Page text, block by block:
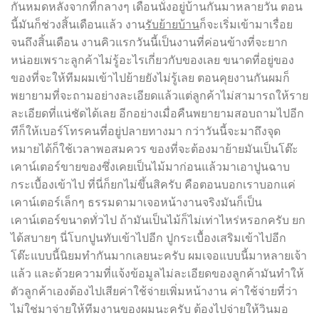
กันหมดหลังจากที่กลางๆ เดือนนั่งอยู่บ้านกันมาหลายวัน ตอน
นี้มันก็ช่วงสิ้นเดือนแล้ว งานรับย้ายบ้านก็จะเริ่มเข้ามาเรื่อย
จนถึงสิ้นเดือน งานคิวแรกวันนี้เป็นงานที่ค่อนข้างที่จะยาก
หน่อยเพราะลูกค้าไม่รู้อะไรเกี่ยวกับของเลย ขนาดที่อยู่ของ
ของที่จะให้ทีมผมเข้าไปย้ายยังไม่รู้เลย ตอนคุยงานกันผมก็
พยายามที่จะถามอย่างละเอียดแล้วแต่ลูกค้าไม่สามารถให้ราย
ละเอียดที่แน่ชัดได้เลย อีกอย่างเมื่อคืนพยายามสอบถามไปอีก
ทีก็ให้เบอร์โทรคนที่อยู่ปลายทางมา กว่าวันนี้จะมาถึงจุด
หมายได้ก็ใช้เวลาพอสมควร ของที่จะต้องมาย้ายมันเป็นโต๊ะ
เคาน์เตอร์ขายของซึ่งเคยเป็นไม้มาก่อนแล้วมาเอาปูนฉาบ
กระเบื้องเข้าไป ที่นี่ก็ยกไม่ขึ้นสิครับ คือตอนบอกเราบอกแค่
เคาน์เตอร์เล็กๆ ธรรมดามาเจอหน้างานจริงมันก็เป็น
เคาน์เตอร์ขนาดทั่วไป ถ้ามันเป็นไม้ก็ไม่เท่าไหร่หรอกครับ ยก
ได้สบายๆ นี่โบกปูนทับเข้าไปอีก ปูกระเบื้องเสริมเข้าไปอีก
โต๊ะแบบนี้นิยมทำกันมากเลยนะครับ ผมเจอแบบนี้มาหลายเจ้า
แล้ว และด้วยความที่แจ้งข้อมูลไม่ละเอียดของลูกค้ามันทำให้
ตัวลูกค้าเองต้องไปเสียค่าใช้จ่ายเพิ่มหน้างาน ค่าใช้จ่ายที่ว่า
ไม่ใช่มาจ่ายให้ทีมงานของผมนะครับ ต้องไปจ่ายให้วินมอ